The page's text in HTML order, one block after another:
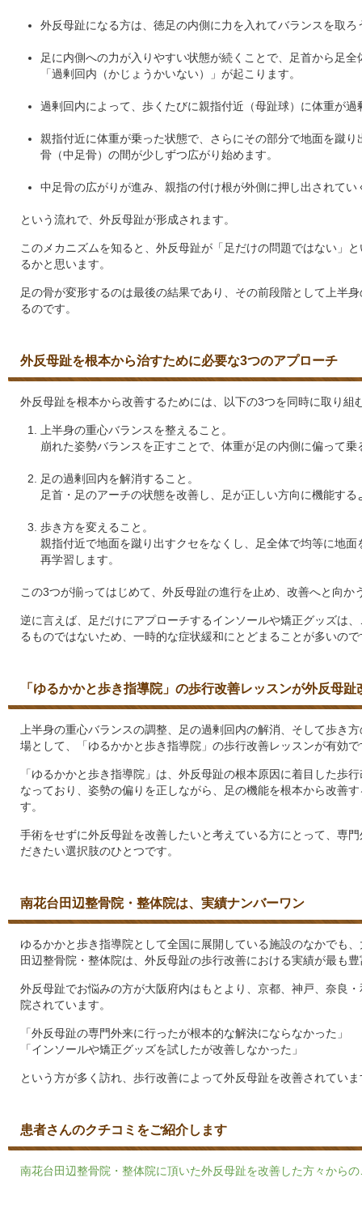
外反母趾になる方は、徳足の内側に力を入れてバランスを取ろ
足に内側への力が入りやすい状態が続くことで、足首から足
「過剰回内（かじょうかいない）」が起こります。
過剰回内によって、歩くたびに親指付近（母趾球）に体重が
親指付近に体重が乗った状態で、さらにその部分で地面を蹴
骨（中足骨）の間が少しずつ広がり始めます。
中足骨の広がりが進み、親指の付け根が外側に押し出されてい
という流れで、外反母趾が形成されます。
このメカニズムを知ると、外反母趾が「足だけの問題ではない」
るかと思います。
足の骨が変形するのは最後の結果であり、その前段階として上半
るのです。
外反母趾を根本から治すために必要な3つのアプローチ
外反母趾を根本から改善するためには、以下の3つを同時に取り組
上半身の重心バランスを整えること。
崩れた姿勢バランスを正すことで、体重が足の内側に偏って乗
足の過剰回内を解消すること。
足首・足のアーチの状態を改善し、足が正しい方向に機能する
歩き方を変えること。
親指付近で地面を蹴り出すクセをなくし、足全体で均等に地
再学習します。
この3つが揃ってはじめて、外反母趾の進行を止め、改善へと向か
逆に言えば、足だけにアプローチするインソールや矯正グッズは
るものではないため、一時的な症状緩和にとどまることが多いので
「ゆるかかと歩き指導院」の歩行改善レッスンが外反母
上半身の重心バランスの調整、足の過剰回内の解消、そして歩き
場として、「ゆるかかと歩き指導院」の歩行改善レッスンが有効で
「ゆるかかと歩き指導院」は、外反母趾の根本原因に着目した歩
なっており、姿勢の偏りを正しながら、足の機能を根本から改善
す。
手術をせずに外反母趾を改善したいと考えている方にとって、専
だきたい選択肢のひとつです。
南花台田辺整骨院・整体院は、実績ナンバーワン
ゆるかかと歩き指導院として全国に展開している施設のなかでも
田辺整骨院・整体院は、外反母趾の歩行改善における実績が最も
外反母趾でお悩みの方が大阪府内はもとより、京都、神戸、奈良
院されています。
「外反母趾の専門外来に行ったが根本的な解決にならなかった」
「インソールや矯正グッズを試したが改善しなかった」
という方が多く訪れ、歩行改善によって外反母趾を改善されてい
患者さんのクチコミをご紹介します
南花台田辺整骨院・整体院に頂いた外反母趾を改善した方々から